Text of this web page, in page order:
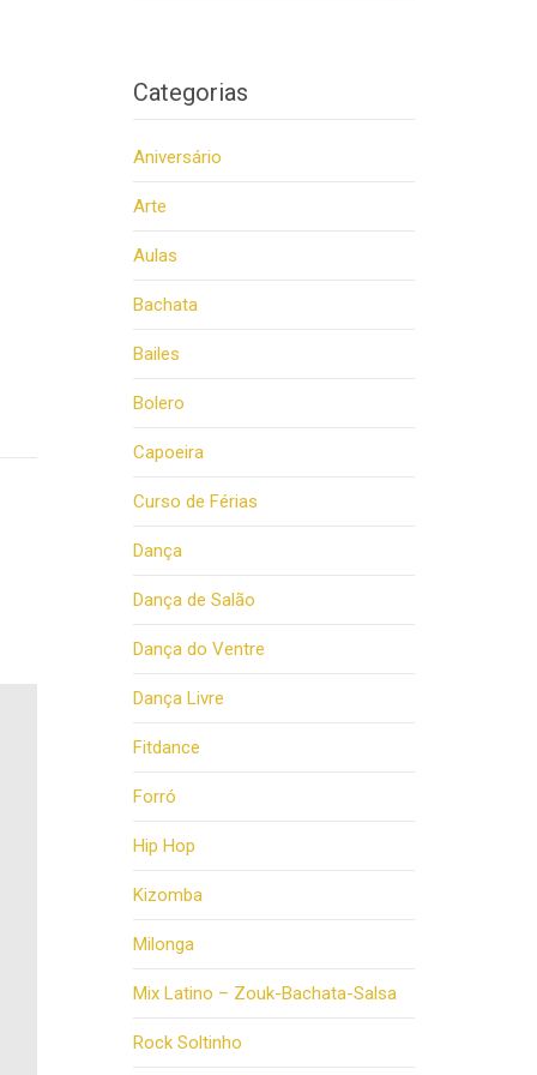
Categorias
Aniversário
Arte
Aulas
Bachata
Bailes
Bolero
Capoeira
Curso de Férias
Dança
Dança de Salão
Dança do Ventre
Dança Livre
Fitdance
Forró
Hip Hop
Kizomba
Milonga
Mix Latino – Zouk-Bachata-Salsa
Rock Soltinho